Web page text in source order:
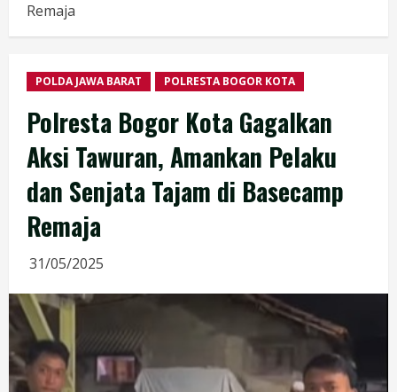
Remaja
POLDA JAWA BARAT POLRESTA BOGOR KOTA
Polresta Bogor Kota Gagalkan
Aksi Tawuran, Amankan Pelaku
dan Senjata Tajam di Basecamp
Remaja
31/05/2025